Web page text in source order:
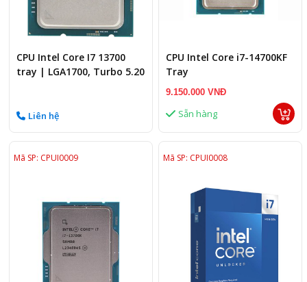
CPU Intel Core I7 13700
tray | LGA1700, Turbo 5.20
Liên hệ
CPU Intel Core i7-14700KF
Tray
9.150.000 VNĐ
Sẵn hàng
Mã SP: CPUI0009 Mã SP: CPUI0008